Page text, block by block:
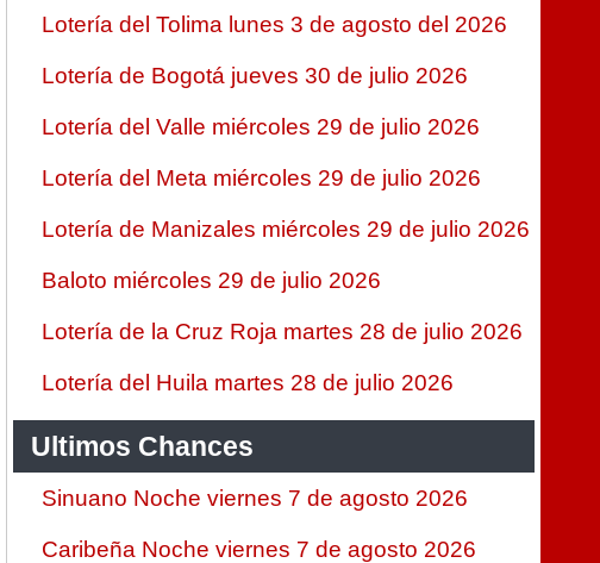
Lotería del Tolima lunes 3 de agosto del 2026
Lotería de Bogotá jueves 30 de julio 2026
Lotería del Valle miércoles 29 de julio 2026
Lotería del Meta miércoles 29 de julio 2026
Lotería de Manizales miércoles 29 de julio 2026
Baloto miércoles 29 de julio 2026
Lotería de la Cruz Roja martes 28 de julio 2026
Lotería del Huila martes 28 de julio 2026
Ultimos Chances
Sinuano Noche viernes 7 de agosto 2026
Caribeña Noche viernes 7 de agosto 2026